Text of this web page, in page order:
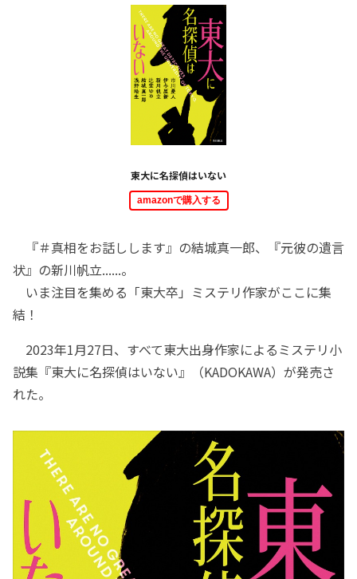
東大に名探偵はいない
amazonで購入する
『＃真相をお話しします』の結城真一郎、『元彼の遺言
状』の新川帆立......。
いま注目を集める「東大卒」ミステリ作家がここに集
結！
2023年1月27日、すべて東大出身作家によるミステリ小
説集『東大に名探偵はいない』（KADOKAWA）が発売さ
れた。